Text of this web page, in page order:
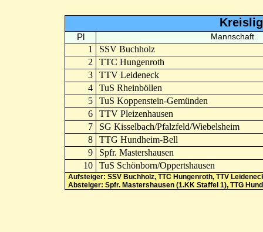
Pl Mannschaft
1
SSV Buchholz
2
TTC Hungenroth
3
TTV Leideneck
4
TuS Rheinböllen
5
TuS Koppenstein-Gemünden
6
TTV Pleizenhausen
7
SG Kisselbach/Pfalzfeld/Wiebelsheim
8
TTG Hundheim-Bell
9
Spfr. Mastershausen
10
TuS Schönborn/Oppertshausen
Aufsteiger: SSV Buchholz, TTC Hungenroth, TTV
Absteiger: Spfr. Mastershausen (1.KK Staffel 1), TTG